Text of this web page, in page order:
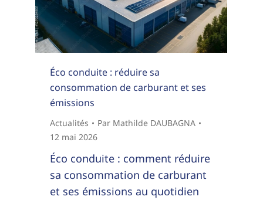
Éco conduite : réduire sa
consommation de carburant et ses
émissions
Actualités Par Mathilde DAUBAGNA
12 mai 2026
Éco conduite : comment réduire
sa consommation de carburant
et ses émissions au quotidien